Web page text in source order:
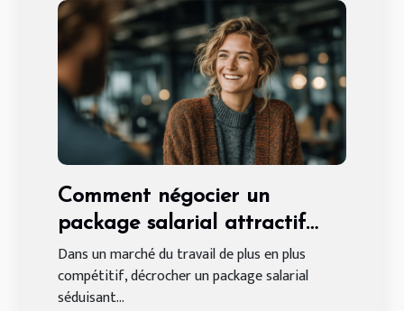
Comment négocier un
package salarial attractif
sans expérience préalable
Dans un marché du travail de plus en plus
compétitif, décrocher un package salarial
séduisant...